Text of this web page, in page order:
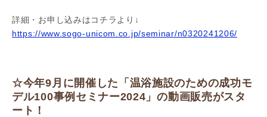
詳細・お申し込みはコチラより↓
https://www.sogo-unicom.co.jp/seminar/n0320241206/
☆今年9月に開催した「温浴施設のための成功モ
デル100事例セミナー2024」の動画販売がスタ
ート！